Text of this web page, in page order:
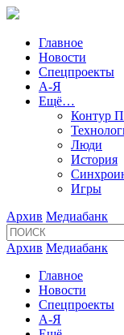
Главное
Новости
Спецпроекты
А-Я
Ещё…
Контур
Люди
История
Игры
Архив Медиабанк
Архив Медиабанк
Главное
Новости
Спецпроекты
А-Я